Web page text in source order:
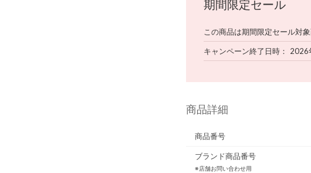
期間限定セール
この商品は期間限定セール対象
キャンペーン終了日時 2026
商品詳細
商品番号
ブランド商品番号
※店舗お問い合わせ用